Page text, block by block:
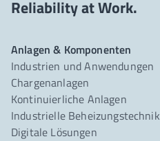
Reliability at Work.
Anlagen & Komponenten
Industrien und Anwendungen
Chargenanlagen
Kontinuierliche Anlagen
Industrielle Beheizungstechnik
Digitale Lösungen